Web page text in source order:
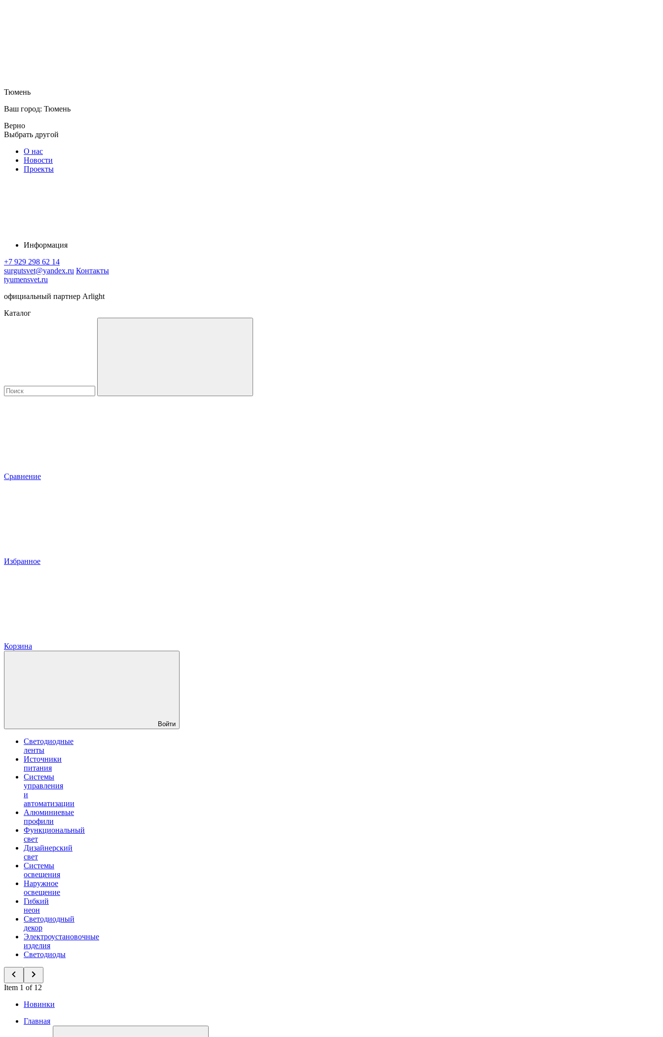
Тюмень
Ваш город: Тюмень
Верно
Выбрать другой
О нас
Новости
Проекты
Информация
+7 929 298 62 14
surgutsvet@yandex.ru Контакты
tyumensvet.ru
официальный партнер Arlight
Каталог
Сравнение
Избранное
Корзина
Войти
Светодиодные
ленты
Источники
питания
Системы
управления
и
автоматизации
Алюминиевые
профили
Функциональный
свет
Дизайнерский
свет
Системы
освещения
Наружное
освещение
Гибкий
неон
Светодиодный
декор
Электроустановочные
изделия
Светодиоды
Item 1 of 12
Новинки
Главная